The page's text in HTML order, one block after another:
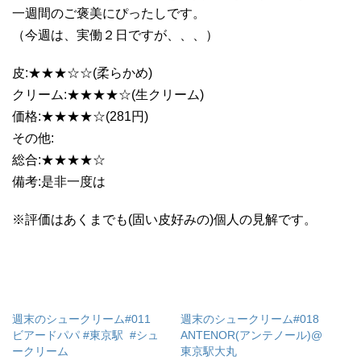
一週間のご褒美にぴったしです。
（今週は、実働２日ですが、、、）
皮:★★★☆☆(柔らかめ)
クリーム:★★★★☆(生クリーム)
価格:★★★★☆(281円)
その他:
総合:★★★★☆
備考:是非一度は
※評価はあくまでも(固い皮好みの)個人の見解です。
週末のシュークリーム#011
ビアードパパ #東京駅 #シュ
ークリーム
週末のシュークリーム#018
ANTENOR(アンテノール)@
東京駅大丸